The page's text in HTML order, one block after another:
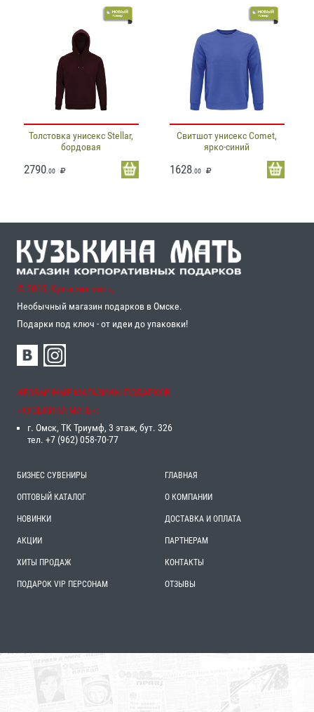
Толстовка унисекс Stellar,
бордовая
2790 .00
Свитшот унисекс Comet,
ярко-синий
1628.00
© 2015, Кузькина мать,
Необычный магазин подарков в Омске.
Подарки под ключ - от идеи до упаковки!
НЕОБЫЧНЫЕ МАГАЗИНЫ ПОДАРКОВ
«‎КУЗЬКИНА МАТЬ»‎:
г. Омск, ТК Триумф, 3 этаж, бут. 326
тел. +7 (962) 058-70-77
БИЗНЕС СУВЕНИРЫ
ОПТОВЫЙ КАТАЛОГ
НОВИНКИ
АКЦИИ
ХИТЫ ПРОДАЖ
ПОДАРОК VIP ПЕРСОНАМ
ГЛАВНАЯ
О КОМПАНИИ
ДОСТАВКА И ОПЛАТА
ПАРТНЕРАМ
КОНТАКТЫ
ОТЗЫВЫ